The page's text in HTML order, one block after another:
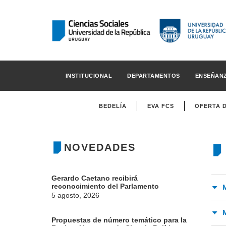
INSTITUCIONAL DEPARTAMENTOS
BEDELÍA EVA FCS OFERTA
NOVEDADES
Gerardo Caetano recibirá
reconocimiento del Parlamento
5 agosto, 2026
Propuestas de número temático para la